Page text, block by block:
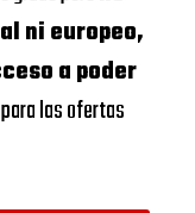
ni europeo,
a poder
las ofertas